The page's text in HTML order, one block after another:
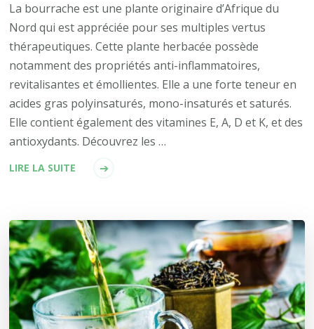
La bourrache est une plante originaire d’Afrique du
Nord qui est appréciée pour ses multiples vertus
thérapeutiques. Cette plante herbacée possède
notamment des propriétés anti-inflammatoires,
revitalisantes et émollientes. Elle a une forte teneur en
acides gras polyinsaturés, mono-insaturés et saturés.
Elle contient également des vitamines E, A, D et K, et des
antioxydants. Découvrez les …
LIRE LA SUITE